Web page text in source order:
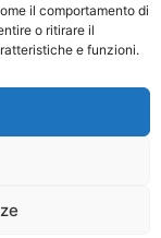
il comportamento di
o ritirare il
e funzioni.